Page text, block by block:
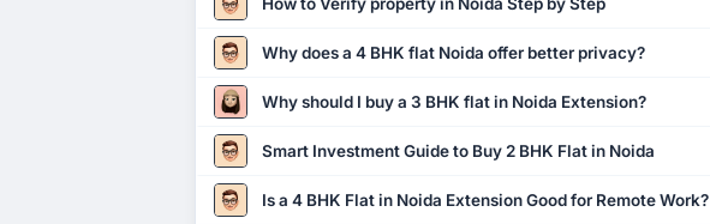
Why does a 4 BHK flat Noida offer better privacy?
Why should I buy a 3 BHK flat in Noida Extension?
Smart Investment Guide to Buy 2 BHK Flat in Noida
Is a 4 BHK Flat in Noida Extension Good for Remote Work?